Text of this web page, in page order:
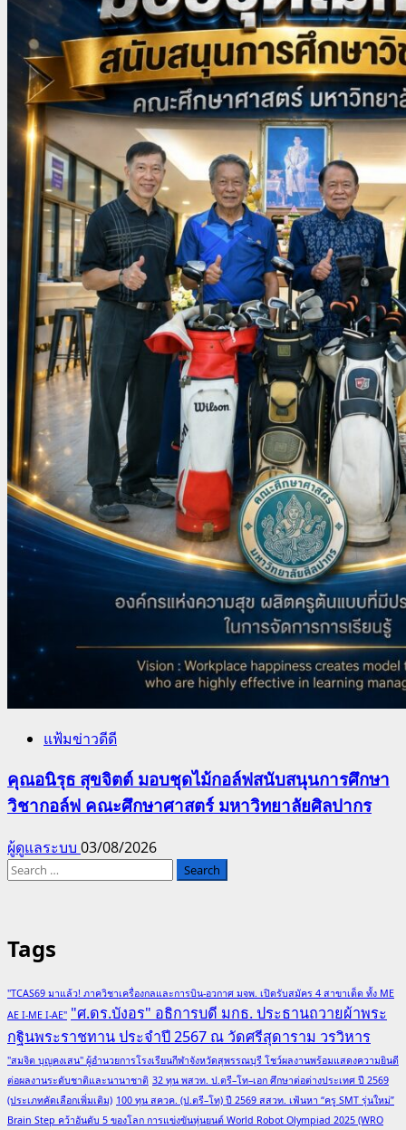
แฟ้มข่าวดีดี
คุณอนิรุธ สุขจิตต์ มอบชุดไม้กอล์ฟสนับสนุนการศึกษา
วิชากอล์ฟ คณะศึกษาศาสตร์ มหาวิทยาลัยศิลปากร
ผู้ดูแลระบบ 03/08/2026
Search
Tags
"TCAS69 มาแล้ว! ภาควิชาเครื่องกลและการบิน-อวกาศ มจพ. เปิดรับสมัคร 4 สาขาเด็ด ทั้ง ME
AE I-ME I-AE" "ศ.ดร.บังอร" อธิการบดี มกธ. ประธานถวายผ้าพระ
กฐินพระราชทาน ประจำปี 2567 ณ วัดศรีสุดาราม วรวิหาร
"สมจิต บุญคงเสน" ผู้อำนวยการโรงเรียนกีฬาจังหวัดสุพรรณบุรี โชว์ผลงานพร้อมแสดงความยินดี
ต่อผลงานระดับชาติและนานาชาติ 32 ทุน พสวท. ป.ตรี–โท–เอก ศึกษาต่อต่างประเทศ ปี 2569
(ประเภทคัดเลือกเพิ่มเติม) 100 ทุน สควค. (ป.ตรี–โท) ปี 2569 สสวท. เฟ้นหา “ครู SMT รุ่นใหม่”
Brain Step คว้าอันดับ 5 ของโลก การแข่งขันหุ่นยนต์ World Robot Olympiad 2025 (WRO